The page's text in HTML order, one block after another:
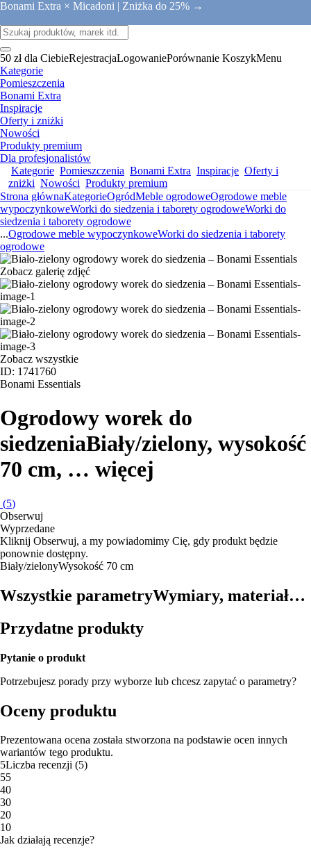
Bonami Extra × Micadoni | Zniżka do 25% →
50 zł dla CiebieRejestracjaLogowaniePorównanie KoszykMenu
Kategorie
Pomieszczenia
Bonami Extra
Inspiracje
Oferty i zniżki
Nowości
Produkty premium
Dla profesjonalistów
Kategorie Pomieszczenia Bonami Extra Inspiracje Oferty i
zniżki Nowości Produkty premium
Strona głównaKategorieOgródMeble ogrodoweOgrodowe meble
wypoczynkoweWorki do siedzenia i taborety ogrodoweWorki do
siedzenia i taborety ogrodowe
...Ogrodowe meble wypoczynkoweWorki do siedzenia i taborety
ogrodowe
Zobacz galerię zdjęć
Zobacz wszystkie
ID: 1741760
Bonami Essentials
Ogrodowy worek do
siedzeniaBiały/zielony, wysokość
70 cm, … więcej
(5)
Obserwuj
Wyprzedane
Kliknij Obserwuj, a my powiadomimy Cię, gdy produkt będzie
ponownie dostępny.
Biały/zielonyWysokość 70 cm
Wszystkie parametryWymiary, materiał…
Przydatne produkty
Pytanie o produkt
Potrzebujesz porady przy wyborze lub chcesz zapytać o parametry?
Oceny produktu
Prezentowana ocena została stworzona na podstawie ocen innych
wariantów tego produktu.
5Liczba recenzji (5)
55
40
30
20
10
Jak działają recenzje?